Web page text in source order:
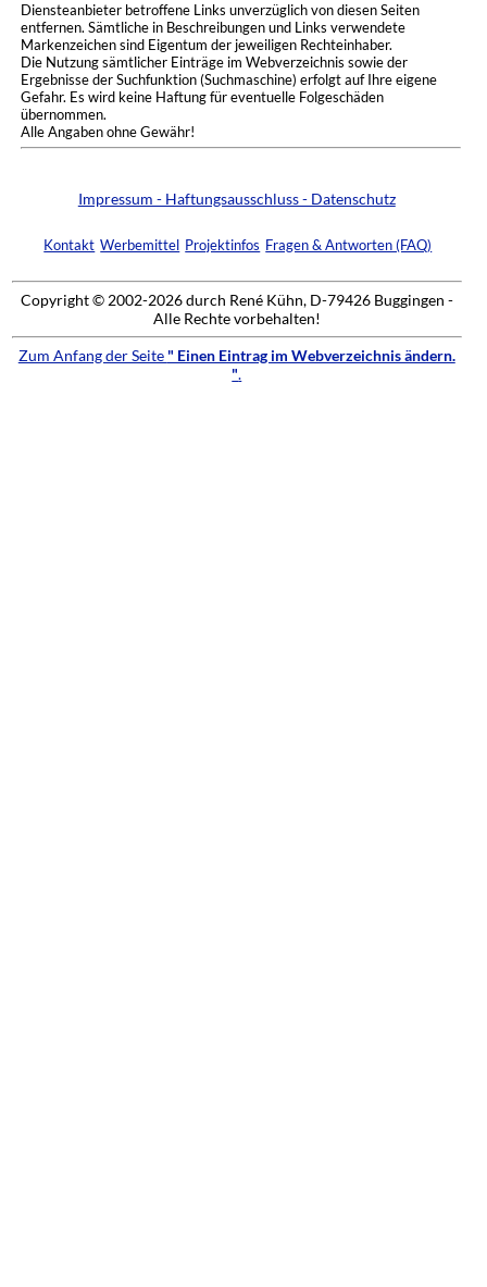
Diensteanbieter betroffene Links unverzüglich von diesen Seiten
entfernen. Sämtliche in Beschreibungen und Links verwendete
Markenzeichen sind Eigentum der jeweiligen Rechteinhaber.
Die Nutzung sämtlicher Einträge im Webverzeichnis sowie der
Ergebnisse der Suchfunktion (Suchmaschine) erfolgt auf Ihre eigene
Gefahr. Es wird keine Haftung für eventuelle Folgeschäden
übernommen.
Alle Angaben ohne Gewähr!
Impressum - Haftungsausschluss - Datenschutz
Kontakt Werbemittel Projektinfos Fragen & Antworten (FAQ)
Copyright © 2002-2026 durch René Kühn, D-79426 Buggingen -
Alle Rechte vorbehalten!
Zum Anfang der Seite " Einen Eintrag im Webverzeichnis ändern.
".